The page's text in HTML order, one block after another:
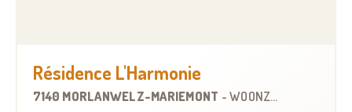
Résidence L'Harmonie
7140 MORLANWELZ-MARIEMONT - WOONZORGCENTRUM (WZC)